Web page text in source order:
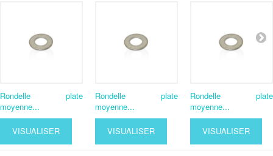
Rondelle plate
moyenne...
VISUALISER
Rondelle plate
moyenne...
VISUALISER
Rondelle plate
moyenne...
VISUALISER